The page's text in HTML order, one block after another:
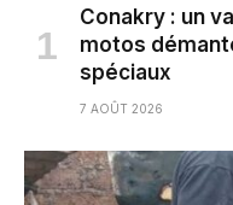
Conakry : un
motos
spéciaux
7 AOÛT 2026